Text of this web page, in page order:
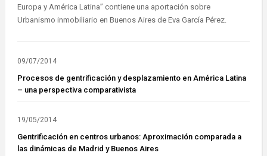
Europa y América Latina” contiene una aportación sobre
Urbanismo inmobiliario en Buenos Aires de Eva García Pérez.
09/07/2014
Procesos de gentrificación y desplazamiento en América Latina
– una perspectiva comparativista
19/05/2014
Gentrificación en centros urbanos: Aproximación comparada a
las dinámicas de Madrid y Buenos Aires